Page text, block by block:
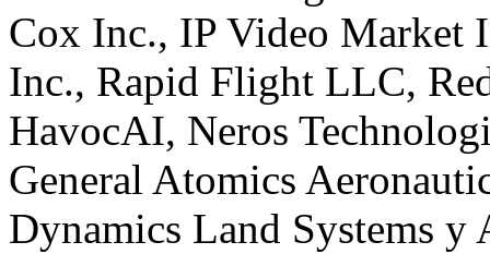
Cox Inc., IP Video Market
Inc., Rapid Flight LLC,
HavocAI, Neros
General Atomics
Dynamics Land Systems y